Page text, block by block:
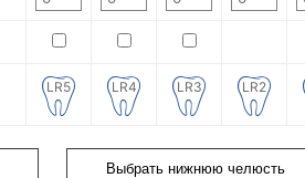
LR5 LR4 LR3 LR2
Выбрать нижнюю челюсть